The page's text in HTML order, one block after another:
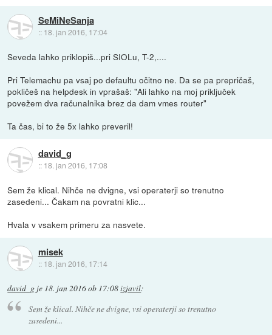
SeMiNeSanja
:: 18. jan 2016, 17:04
Seveda lahko priklopiš...pri SIOLu, T-2,....
Pri Telemachu pa vsaj po defaultu očitno ne. Da se pa prepričaš,
pokličeš na helpdesk in vprašaš: "Ali lahko na moj priključek
povežem dva računalnika brez da dam vmes router"
Ta čas, bi to že 5x lahko preveril!
david_g
:: 18. jan 2016, 17:08
Sem že klical. Nihče ne dvigne, vsi operaterji so trenutno
zasedeni... Čakam na povratni klic...
Hvala v vsakem primeru za nasvete.
misek
:: 18. jan 2016, 17:14
david_g je 18. jan 2016 ob 17:08izjavil:
Sem že klical. Nihče ne dvigne, vsi operaterji so trenutno
zasedeni...